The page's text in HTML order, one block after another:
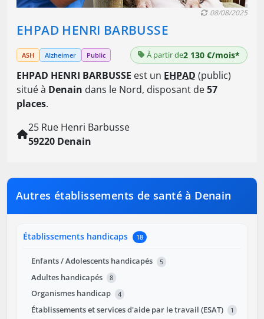
EHPAD HENRI BARBUSSE
08/08/2025
ASH Alzheimer Public À partir de2 130 €/mois*
EHPAD HENRI BARBUSSE est un EHPAD (public)
situé à Denain dans le Nord, disposant de57
places.
25 Rue Henri Barbusse
59220 Denain
Autres établissements de santé à Denain
Établissements handicaps 18
Enfants / Adolescents handicapés 5
Adultes handicapés 8
Organismes handicap 4
Établissements et services d'aide par le travail (ESAT) 1